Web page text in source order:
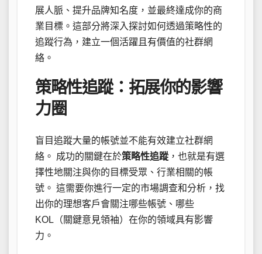
展人脈、提升品牌知名度，並最終達成你的商
業目標。這部分將深入探討如何透過策略性的
追蹤行為，建立一個活躍且有價值的社群網
絡。
策略性追蹤：拓展你的影響
力圈
盲目追蹤大量的帳號並不能有效建立社群網
絡。 成功的關鍵在於策略性追蹤 ，也就是有選
擇性地關注與你的目標受眾、行業相關的帳
號。 這需要你進行一定的市場調查和分析，找
出你的理想客戶會關注哪些帳號、哪些
KOL（關鍵意見領袖）在你的領域具有影響
力。